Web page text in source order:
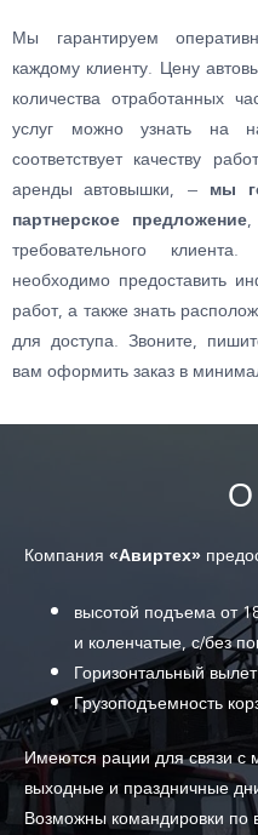
Мы гарантируем
каждому клиенту. Цену
количества отработанных
услуг можно узнать на
соответствует качеству
аренды автовышки, – мы
партнерское предложение,
требовательного
необходимо предоставить
работ, а также знать
для доступа. Звоните,
вам оформить заказ в
Компания«Авиртех»
высотой подъема от
и коленчатые, с/без
Горизонтальный
Грузоподъемность
Имеются рации для связи
выходные и праздничные
Возможны командировки